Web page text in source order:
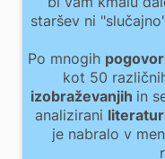
staršev ni
Po mnogih
kot 50
izobraževanjih in
analizirani
je nabralo v